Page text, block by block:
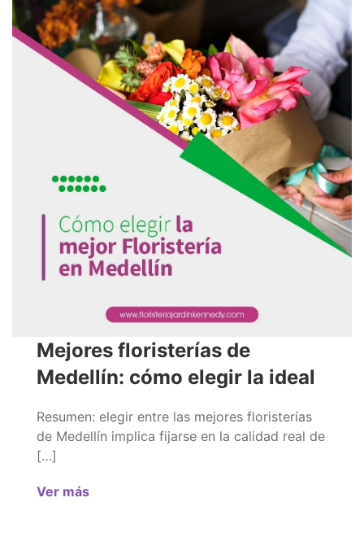
Mejores floristerías de
Medellín: cómo elegir la ideal
Resumen: elegir entre las mejores floristerías
de Medellín implica fijarse en la calidad real de
[…]
Ver más